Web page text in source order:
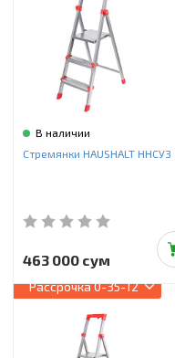
Инструменты и техника
Товары для дома
Красота и здоровье
Фильтры для воды
В наличии
Стремянки HAUSHALT ННСУ3
463 000 сум
Рассрочка0-35-12